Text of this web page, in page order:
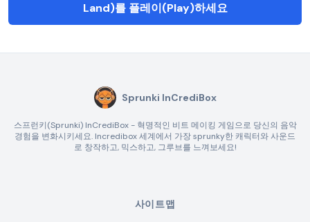
Land)를 플레이(Play)하세요
Sprunki InCrediBox
스프런키(Sprunki) InCrediBox - 혁명적인 비트 메이킹 게임으로 당신의 음악
경험을 변화시키세요. Incredibox 세계에서 가장 sprunky한 캐릭터와 사운드
로 창작하고, 믹스하고, 그루브를 느껴보세요!
사이트맵